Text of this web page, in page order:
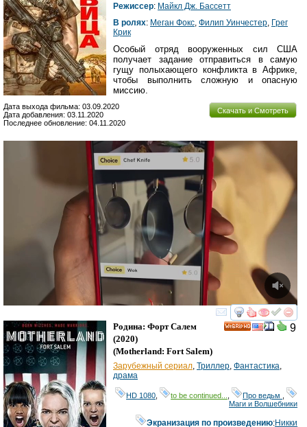
Режиссер: Майкл Дж. Бассетт
В ролях: Меган Фокс Филип Уинчестер Грег
Крик
Особый отряд вооруженных сил США
получает задание отправиться в самую
гущу полыхающего конфликта в Африке,
чтобы выполнить сложную и опасную
миссию.
Скачать и Смотреть
Дата выхода фильма: 03.09.2020
Дата добавления: 03.11.2020
Последнее обновление: 04.11.2020
смотреть
9
Родина: Форт Салем
(2020)
(Motherland: Fort Salem)
Зарубежный сериал, Триллер, Фантастика,
драма
HD 1080 to be continued... Про ведьм
Маги и Волшебники
Экранизация по произведению:Никки